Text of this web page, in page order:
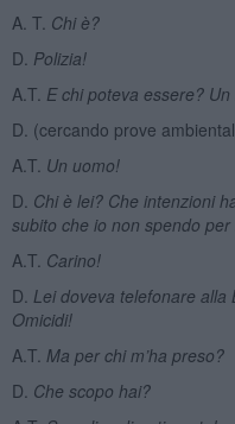
A. T. Chi è?
D. Polizia!
A.T. E chi poteva essere?
D. (cercando prove
A.T. Un uomo!
D. Chi è lei? Che intenzioni
subito che io non spendo
A.T. Carino!
D. Lei doveva telefonare alla
Omicidi!
A.T. Ma per chi m’ha preso?
D. Che scopo hai?